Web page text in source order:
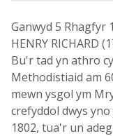
Ganwyd 5 Rhagfyr
HENRY RICHARD
Bu'r tad yn athro
Methodistiaid am
mewn ysgol ym
crefyddol dwys
1802, tua'r un